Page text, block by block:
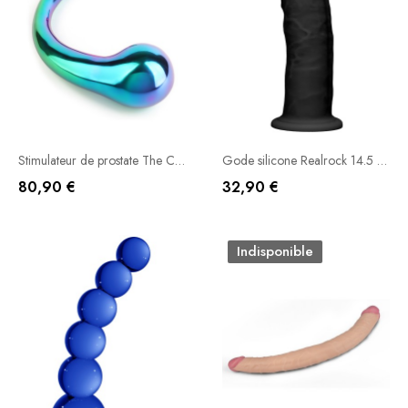
Stimulateur de prostate The Curvy G-Spot 23 x 4.2 cm Irisé
80,90 €
Ajouter Au Panier
Gode silicone Realrock 14.5 x 3.7 cm
32,90 €
Ajouter Au Panier
Indisponible